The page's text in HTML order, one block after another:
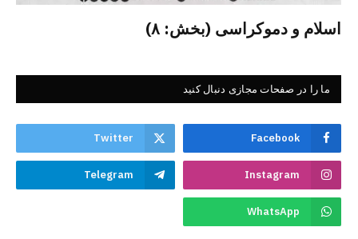
اسلام و دموکراسی (بخش: ۸)
ما را در صفحات مجازی دنبال کنید
Facebook
Twitter
Instagram
Telegram
WhatsApp